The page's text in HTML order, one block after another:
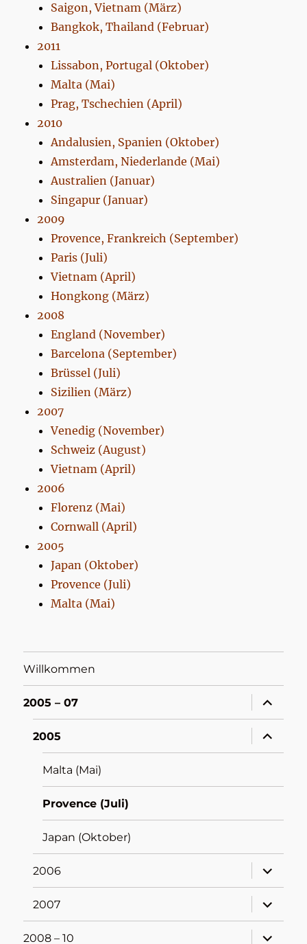
Saigon, Vietnam (März)
Bangkok, Thailand (Februar)
2011
Lissabon, Portugal (Oktober)
Malta (Mai)
Prag, Tschechien (April)
2010
Andalusien, Spanien (Oktober)
Amsterdam, Niederlande (Mai)
Australien (Januar)
Singapur (Januar)
2009
Provence, Frankreich (September)
Paris (Juli)
Vietnam (April)
Hongkong (März)
2008
England (November)
Barcelona (September)
Brüssel (Juli)
Sizilien (März)
2007
Venedig (November)
Schweiz (August)
Vietnam (April)
2006
Florenz (Mai)
Cornwall (April)
2005
Japan (Oktober)
Provence (Juli)
Malta (Mai)
Willkommen
2005 – 07
öffnen
2005
öffnen
Malta (Mai)
Provence (Juli)
Japan (Oktober)
2006
öffnen
2007
öffnen
2008 – 10